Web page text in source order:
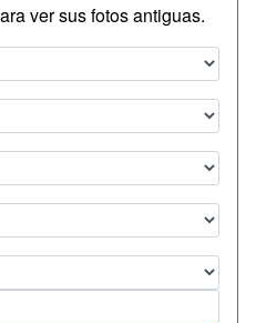
ver sus fotos antiguas.